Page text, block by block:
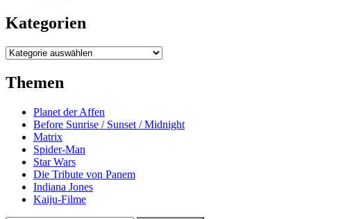
Kategorien
Kategorien
Themen
Planet der Affen
Before Sunrise / Sunset / Midnight
Matrix
Spider-Man
Star Wars
Die Tribute von Panem
Indiana Jones
Kaiju-Filme